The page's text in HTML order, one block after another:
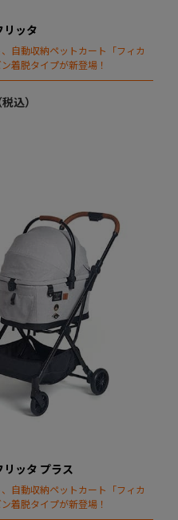
リッタ
自動収納ペットカート「フィカ
着脱タイプが新登場！
ッタ プラス
自動収納ペットカート「フィカ
着脱タイプが新登場！